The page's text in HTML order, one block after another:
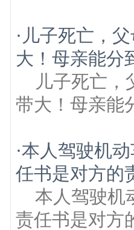
· 儿子死亡，
大！母亲能分
儿子死亡
带大！母亲能
·本人驾驶机
任书是对方的
本人驾驶机
责任书是对方